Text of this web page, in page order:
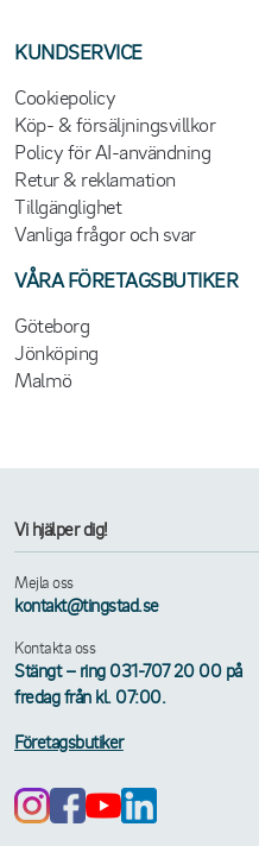
KUNDSERVICE
Cookiepolicy
Köp- & försäljningsvillkor
Policy för AI-användning
Retur & reklamation
Tillgänglighet
Vanliga frågor och svar
VÅRA FÖRETAGSBUTIKER
Göteborg
Jönköping
Malmö
Vi hjälper dig!
Mejla oss
kontakt@tingstad.se
Kontakta oss
Stängt – ring 031-707 20 00 på
fredag från kl. 07:00.
Företagsbutiker